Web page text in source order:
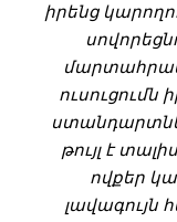
իրենց
ուսուցումն
թույլ է
ովքեր
լավագույն